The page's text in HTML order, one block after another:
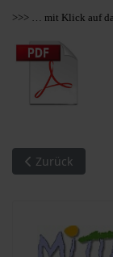
>>> … mit Klick auf
Vorheriger
Zurück